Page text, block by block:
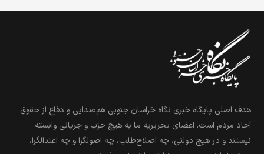
هدف اصلی پایگاه خبری نگاه خراسان جنوبی هم‌صدایی و دفاع از حقوق
آحاد مردم است. اعضای تحریریه ما به هیچ حزب و جریانی وابسته
نیستند و در هیچ دولتی، چه اصلاح‌طلب، چه اصولگرا و چه اعتدالگرا،